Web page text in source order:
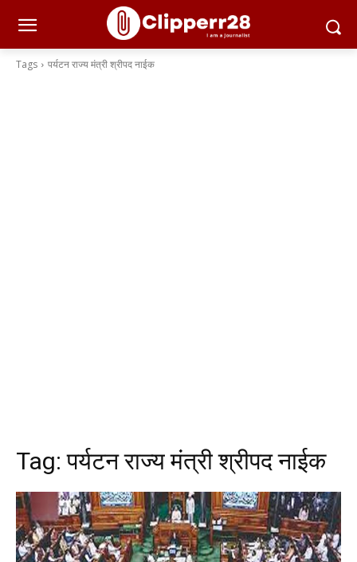
Tags पर्यटन राज्य मंत्री श्रीपद नाईक
Tag:पर्यटन राज्य मंत्री श्रीपद नाईक